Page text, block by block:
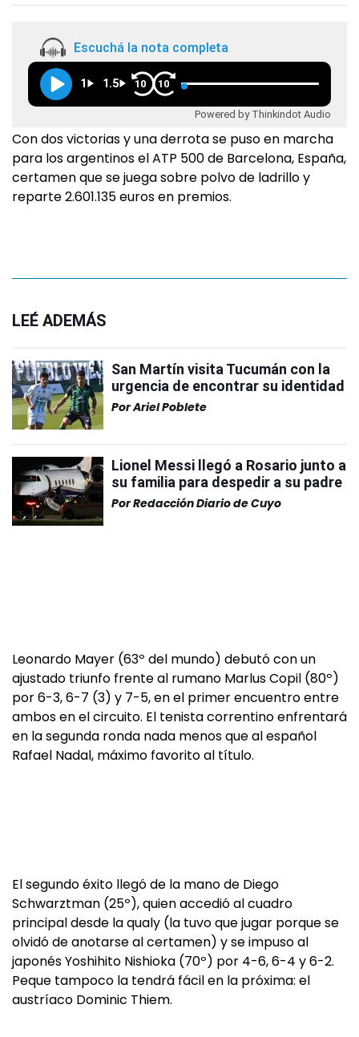
Escuchá la nota completa
1 1.5 10 10
Powered by Thinkindot Audio
Con dos victorias y una derrota se puso en marcha
para los argentinos el ATP 500 de Barcelona, España,
certamen que se juega sobre polvo de ladrillo y
reparte 2.601.135 euros en premios.
LEÉ ADEMÁS
San Martín visita Tucumán con la
urgencia de encontrar su identidad
PorAriel Poblete
Lionel Messi llegó a Rosario junto a
su familia para despedir a su padre
PorRedacción Diario de Cuyo
Leonardo Mayer (63º del mundo) debutó con un
ajustado triunfo frente al rumano Marlus Copil (80º)
por 6-3, 6-7 (3) y 7-5, en el primer encuentro entre
ambos en el circuito. El tenista correntino enfrentará
en la segunda ronda nada menos que al español
Rafael Nadal, máximo favorito al título.
El segundo éxito llegó de la mano de Diego
Schwarztman (25º), quien accedió al cuadro
principal desde la qualy (la tuvo que jugar porque se
olvidó de anotarse al certamen) y se impuso al
japonés Yoshihito Nishioka (70º) por 4-6, 6-4 y 6-2.
Peque tampoco la tendrá fácil en la próxima: el
austríaco Dominic Thiem.